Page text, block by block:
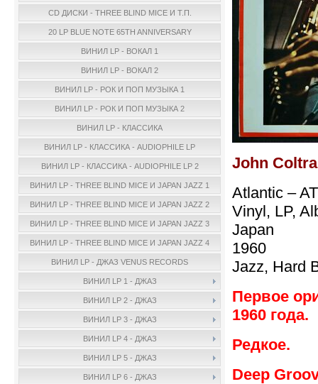
CD ДИСКИ - THREE BLIND MICE И Т.П.
20 LP BLUE NOTE 65TH ANNIVERSARY
ВИНИЛ LP - ВОКАЛ 1
ВИНИЛ LP - ВОКАЛ 2
ВИНИЛ LP - РОК И ПОП МУЗЫКА 1
ВИНИЛ LP - РОК И ПОП МУЗЫКА 2
ВИНИЛ LP - КЛАССИКА
ВИНИЛ LP - КЛАССИКА - AUDIOPHILE LP
ВИНИЛ LP - КЛАССИКА - AUDIOPHILE LP 2
ВИНИЛ LP - THREE BLIND MICE И JAPAN JAZZ 1
ВИНИЛ LP - THREE BLIND MICE И JAPAN JAZZ 2
ВИНИЛ LP - THREE BLIND MICE И JAPAN JAZZ 3
ВИНИЛ LP - THREE BLIND MICE И JAPAN JAZZ 4
ВИНИЛ LP - ДЖАЗ VENUS RECORDS
ВИНИЛ LP 1 - ДЖАЗ
ВИНИЛ LP 2 - ДЖАЗ
ВИНИЛ LP 3 - ДЖАЗ
ВИНИЛ LP 4 - ДЖАЗ
ВИНИЛ LP 5 - ДЖАЗ
ВИНИЛ LP 6 - ДЖАЗ
John
Atlantic –
Vinyl, LP,
Japan
1960
Jazz, Hard
Первое
1960 года.
Редкое.
Deep